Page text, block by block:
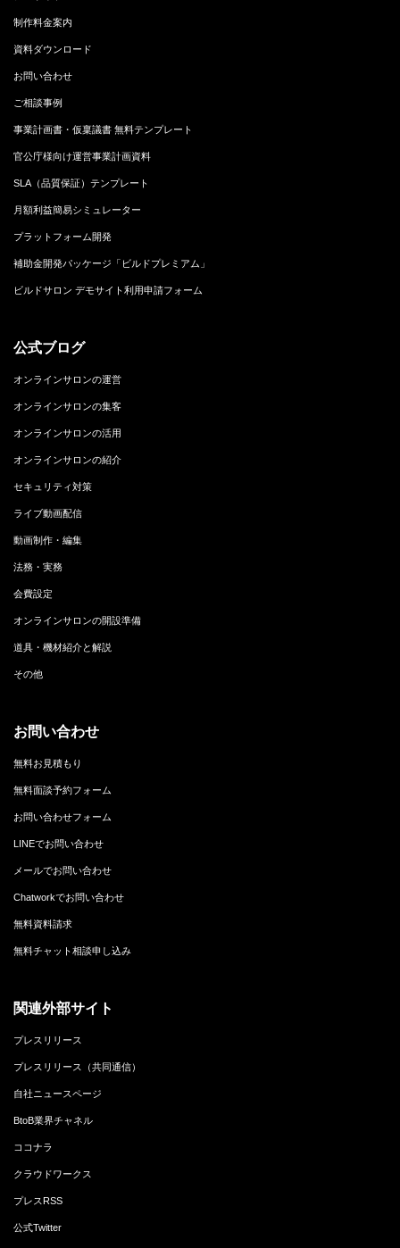
制作料金案内
資料ダウンロード
お問い合わせ
ご相談事例
事業計画書・仮稟議書 無料テンプレート
官公庁様向け運営事業計画資料
SLA（品質保証）テンプレート
月額利益簡易シミュレーター
プラットフォーム開発
補助金開発パッケージ「ビルドプレミアム」
ビルドサロン デモサイト利用申請フォーム
公式ブログ
オンラインサロンの運営
オンラインサロンの集客
オンラインサロンの活用
オンラインサロンの紹介
セキュリティ対策
ライブ動画配信
動画制作・編集
法務・実務
会費設定
オンラインサロンの開設準備
道具・機材紹介と解説
その他
お問い合わせ
無料お見積もり
無料面談予約フォーム
お問い合わせフォーム
LINEでお問い合わせ
メールでお問い合わせ
Chatworkでお問い合わせ
無料資料請求
無料チャット相談申し込み
関連外部サイト
プレスリリース
プレスリリース（共同通信）
自社ニュースページ
BtoB業界チャネル
ココナラ
クラウドワークス
プレスRSS
公式Twitter